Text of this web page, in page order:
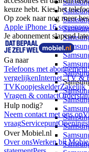
keuze hebt. Kies het
Apple iPhone 16
Je abonnement slapend
Ga naar
Telefoons met abonnement
vergelijkenInternet, TV &
TVKoopjeskelderZakelijk
Vragen & contact
Hulp nodig?
Neem contact met ons op
vraagServicepunt
Over Mobiel.nl
Over onsWerken bij